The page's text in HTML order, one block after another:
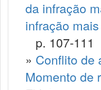
da infração
infração
p. 107-111
» Conflito de
Momento de